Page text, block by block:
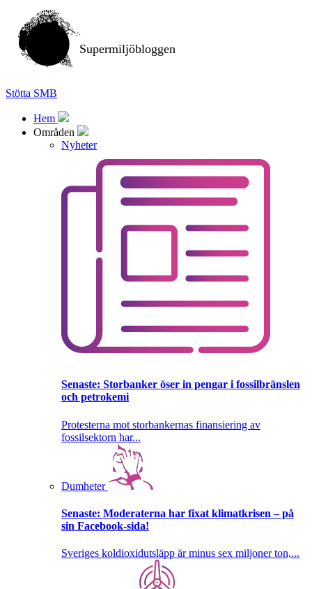
Supermiljöbloggen
Stötta SMB
Hem
Områden
Nyheter
Senaste: Storbanker öser in pengar i fossilbränslen
och petrokemi
Protesterna mot storbankernas finansiering av
fossilsektorn har...
Dumheter
Senaste: Moderaterna har fixat klimatkrisen – på
sin Facebook-sida!
Sveriges koldioxidutsläpp är minus sex miljoner ton,...